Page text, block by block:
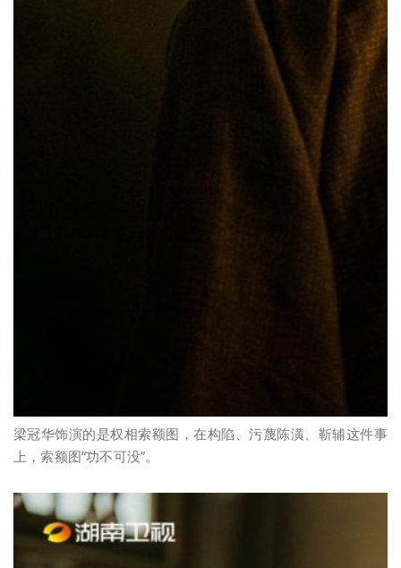
梁冠华饰演的是权相索额图，在构陷、污蔑陈潢、靳辅这件事
上，索额图“功不可没”。